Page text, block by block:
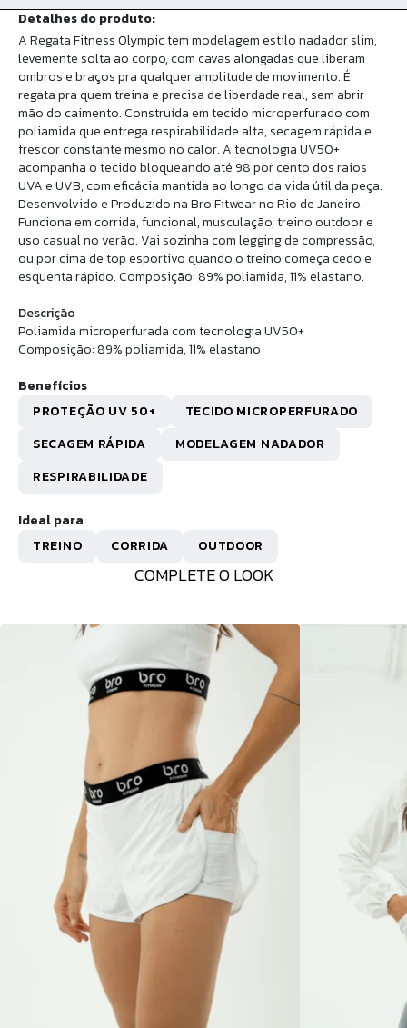
COMPLETE O LOOK
Detalhes do produto:
A Regata Fitness Olympic tem modelagem estilo nadador slim,
levemente solta ao corpo, com cavas alongadas que liberam
ombros e braços pra qualquer amplitude de movimento. É
regata pra quem treina e precisa de liberdade real, sem abrir
mão do caimento. Construída em tecido microperfurado com
poliamida que entrega respirabilidade alta, secagem rápida e
frescor constante mesmo no calor. A tecnologia UV50+
acompanha o tecido bloqueando até 98 por cento dos raios
UVA e UVB, com eficácia mantida ao longo da vida útil da peça.
Desenvolvido e Produzido na Bro Fitwear no Rio de Janeiro.
Funciona em corrida, funcional, musculação, treino outdoor e
uso casual no verão. Vai sozinha com legging de compressão,
ou por cima de top esportivo quando o treino começa cedo e
esquenta rápido. Composição: 89% poliamida, 11% elastano.
Descrição
Poliamida microperfurada com tecnologia UV50+
Composição: 89% poliamida, 11% elastano
Benefícios
PROTEÇÃO UV 50+
TECIDO MICROPERFURADO
SECAGEM RÁPIDA
MODELAGEM NADADOR
RESPIRABILIDADE
Ideal para
TREINO
CORRIDA OUTDOOR